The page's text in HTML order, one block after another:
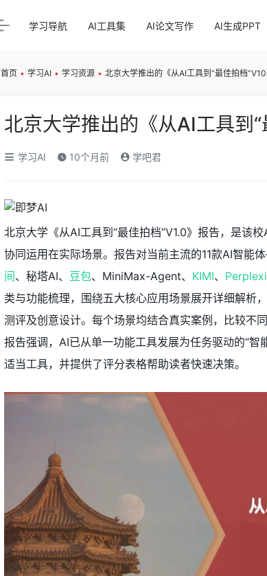
学习导航 AI工具集 AI论文写作 AI生成PPT
首页 • 学习AI • 学习资源 • 北京大学推出的《从AI工具到“最佳拍档
北京大学推出的《从AI工具到
学习AI 10个月前 学吧君
北京大学《从AI工具到“最佳拍档”V1.0》报告，是该
协同运用在实际场景。报告对当前主流的11款AI智能
间、秘塔AI、 豆包、MiniMax-Agent、 KIMI、
类与功能梳理，围绕五大核心应用场景展开详细解析
测评及创意设计。每个场景均结合真实案例，比较不
报告强调，AI已从单一功能工具发展为任务驱动的“
适当工具，并提供了评分表格帮助读者快速决策。